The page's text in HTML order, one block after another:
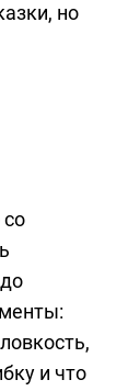
но
и что